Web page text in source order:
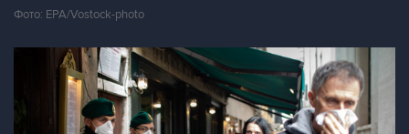
Фото: EPA/Vostock-photo